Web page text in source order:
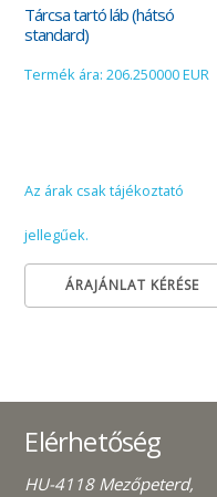
Tárcsa tartó láb (hátsó
standard)
Termék ára: 206.250000 EUR
Az árak csak tájékoztató
jellegűek.
ÁRAJÁNLAT KÉRÉSE
Elérhetőség
HU-4118 Mezőpeterd,